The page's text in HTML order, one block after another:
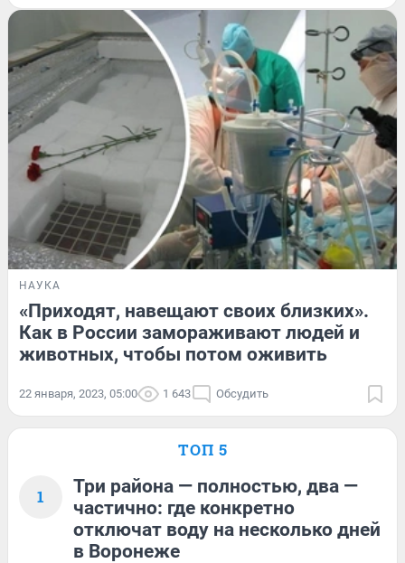
НАУКА
«Приходят, навещают своих близких».
Как в России замораживают людей и
животных, чтобы потом оживить
22 января, 2023, 05:00 1 643 Обсудить
ТОП 5
1
Три района — полностью, два —
частично: где конкретно
отключат воду на несколько дней
в Воронеже